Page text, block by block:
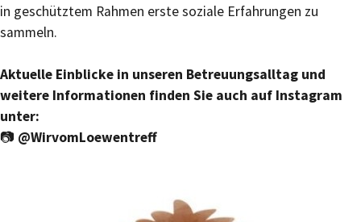
in geschütztem Rahmen erste soziale Erfahrungen zu
sammeln.
Aktuelle Einblicke in unseren Betreuungsalltag und
weitere Informationen finden Sie auch auf Instagram
unter:
📷 @WirvomLoewentreff